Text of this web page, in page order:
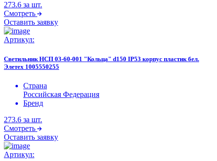
273.6 за шт.
Смотреть
Оставить заявку
Артикул:
Светильник НСП 03-60-001 "Кольца" d150 IP53 корпус пластик бел.
Элетех 1005550255
Страна
Российская Федерация
Бренд
273.6 за шт.
Смотреть
Оставить заявку
Артикул: